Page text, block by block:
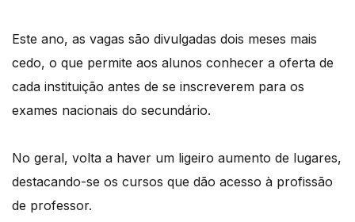
Este ano, as vagas são divulgadas dois meses mais
cedo, o que permite aos alunos conhecer a oferta de
cada instituição antes de se inscreverem para os
exames nacionais do secundário.
No geral, volta a haver um ligeiro aumento de lugares,
destacando-se os cursos que dão acesso à profissão
de professor.